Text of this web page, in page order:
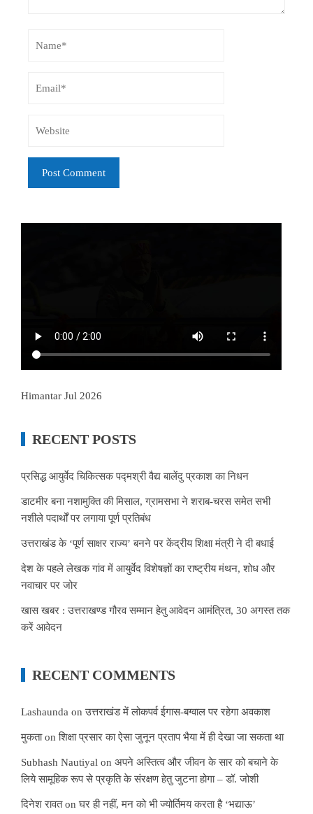
Himantar Jul 2026
RECENT POSTS
प्रसिद्ध आयुर्वेद चिकित्सक पद्मश्री वैद्य बालेंदु प्रकाश का निधन
डाटमीर बना नशामुक्ति की मिसाल, ग्रामसभा ने शराब-चरस समेत सभी
नशीले पदार्थों पर लगाया पूर्ण प्रतिबंध
उत्तराखंड के ‘पूर्ण साक्षर राज्य’ बनने पर केंद्रीय शिक्षा मंत्री ने दी बधाई
देश के पहले लेखक गांव में आयुर्वेद विशेषज्ञों का राष्ट्रीय मंथन, शोध और
नवाचार पर जोर
खास खबर : उत्तराखण्ड गौरव सम्मान हेतु आवेदन आमंत्रित, 30 अगस्त तक
करें आवेदन
RECENT COMMENTS
Lashaunda onउत्तराखंड में लोकपर्व ईगास-बग्वाल पर रहेगा अवकाश
मुकताonशिक्षा प्रसार का ऐसा जुनून प्रताप भैया में ही देखा जा सकता था
Subhash Nautiyal on अपने अस्तित्व और जीवन के सार को बचाने के
लिये सामूहिक रूप से प्रकृति के संरक्षण हेतु जुटना होगा – डॉ. जोशी
दिनेश रावतonघर ही नहीं, मन को भी ज्योर्तिमय करता है ‘भद्याऊ’